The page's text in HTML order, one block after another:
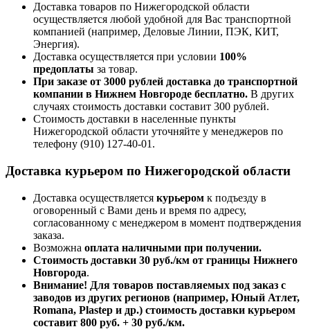
Доставка товаров по Нижегородской области
осуществляется любой удобной для Вас транспортной
компанией (например, Деловые Линии, ПЭК, КИТ,
Энергия).
Доставка осуществляется при условии 100%
предоплаты за товар.
При заказе от 3000 рублей доставка до транспортной
компании в Нижнем Новгороде бесплатно. В других
случаях стоимость доставки составит 300 рублей.
Стоимость доставки в населенные пункты
Нижегородской области уточняйте у менеджеров по
телефону (910) 127-40-01.
Доставка курьером по Нижегородской области
Доставка осуществляется курьером к подъезду в
оговоренный с Вами день и время по адресу,
согласованному с менеджером в момент подтверждения
заказа.
Возможна оплата наличными при получении.
Стоимость доставки 30 руб./км от границы Нижнего
Новгорода.
Внимание! Для товаров поставляемых под заказ с
заводов из других регионов (например, Юный Атлет,
Romana, Plastep и др.) стоимость доставки курьером
составит 800 руб. + 30 руб./км.